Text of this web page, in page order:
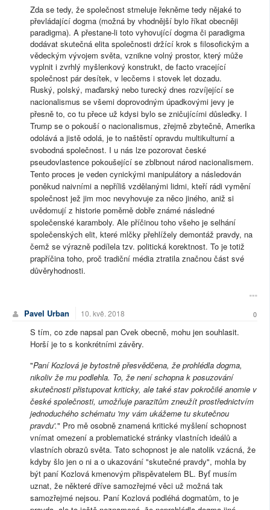
Zda se tedy, že společnost stmeluje řekněme tedy nějaké to
převládající dogma (možná by vhodnější bylo říkat obecněji
paradigma). A přestane-li toto vyhovující dogma či paradigma
dodávat skutečná elita společnosti držící krok s filosofickým a
vědeckým vývojem světa, vznikne volný prostor, který může
vyplnit i zvrhlý myšlenkový konstrukt, de facto vracející
společnost pár desítek, v lecčems i stovek let dozadu.
Ruský, polský, maďarský nebo turecký dnes rozvíjející se
nacionalismus se všemi doprovodným úpadkovými jevy je
přesně to, co tu přece už kdysi bylo se zničujícími důsledky. I
Trump se o pokouší o nacionalismus, zřejmě zbytečně, Amerika
odolává a jistě odolá, je to naštěstí opravdu multikulturní a
svobodná společnost. I u nás lze pozorovat české
pseudovlastence pokoušející se zblbnout národ nacionalismem.
Tento proces je veden cynickými manipulátory a následován
poněkud naivními a nepříliš vzdělanými lidmi, kteří rádi vymění
společnost jež jim moc nevyhovuje za něco jiného, aniž si
uvědomují z historie poměrně dobře známé následné
společenské karamboly. Ale příčinou toho všeho je selhání
společenských elit, které mlčky přehlížely demontáž pravdy, na
čemž se výrazně podílela tzv. politická korektnost. To je totiž
prapříčina toho, proč tradiční média ztratila značnou část své
důvěryhodnosti.
Pavel Urban 10. kvě. 2018 0
S tím, co zde napsal pan Cvek obecně, mohu jen souhlasit.
Horší je to s konkrétními závěry.
"Paní Kozlová je bytostně přesvědčena, že prohlédla dogma,
nikoliv že mu podlehla. To, že není schopna k posuzování
skutečnosti přistupovat kriticky, ale také stav pokročilé anomie v
české společnosti, umožňuje parazitům zneužít prostřednictvím
jednoduchého schématu 'my vám ukážeme tu skutečnou
pravdu'." Pro mě osobně znamená kritické myšlení schopnost
vnímat omezení a problematické stránky vlastních ideálů a
vlastních obrazů světa. Tato schopnost je ale natolik vzácná, že
kdyby šlo jen o ni a o ukazování "skutečné pravdy", mohla by
být paní Kozlová kmenovým přispěvatelem BL. Byť musím
uznat, že některé dříve samozřejmé věci už možná tak
samozřejmé nejsou. Paní Kozlová podléhá dogmatům, to je